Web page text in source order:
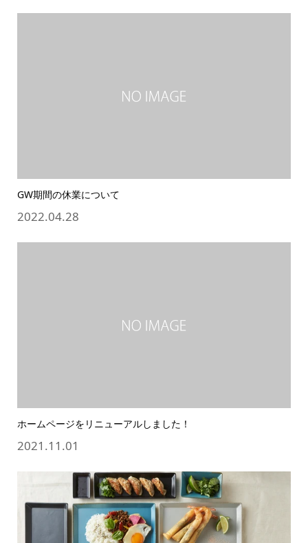
GW期間の休業について
2022.04.28
ホームページをリニューアルしました！
2021.11.01